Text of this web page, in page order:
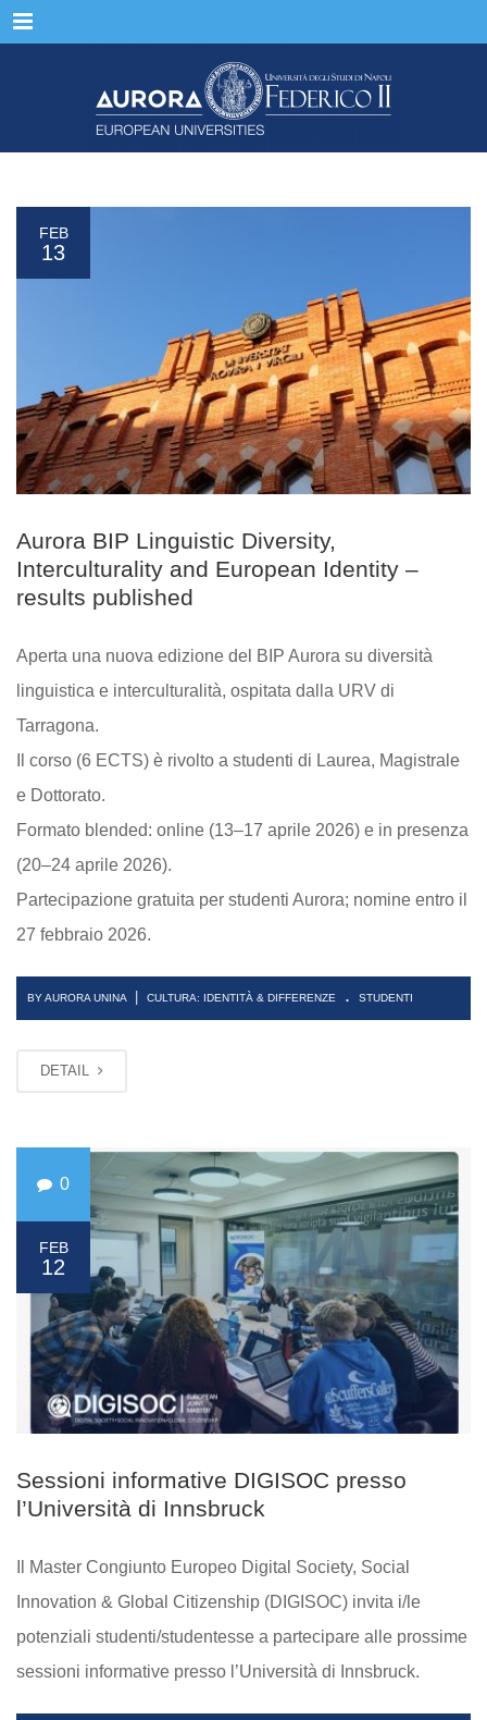
Menu
FEB
13
Aurora BIP Linguistic Diversity,
Interculturality and European Identity –
results published
Aperta una nuova edizione del BIP Aurora su diversità
linguistica e interculturalità, ospitata dalla URV di
Tarragona.
Il corso (6 ECTS) è rivolto a studenti di Laurea, Magistrale
e Dottorato.
Formato blended: online (13–17 aprile 2026) e in presenza
(20–24 aprile 2026).
Partecipazione gratuita per studenti Aurora; nomine entro il
27 febbraio 2026.
BY AURORA UNINA | CULTURA: IDENTITÀ & DIFFERENZE . STUDENTI
DETAIL
0
FEB
12
Sessioni informative DIGISOC presso
l’Università di Innsbruck
Il Master Congiunto Europeo Digital Society, Social
Innovation & Global Citizenship (DIGISOC) invita i/le
potenziali studenti/studentesse a partecipare alle prossime
sessioni informative presso l’Università di Innsbruck.